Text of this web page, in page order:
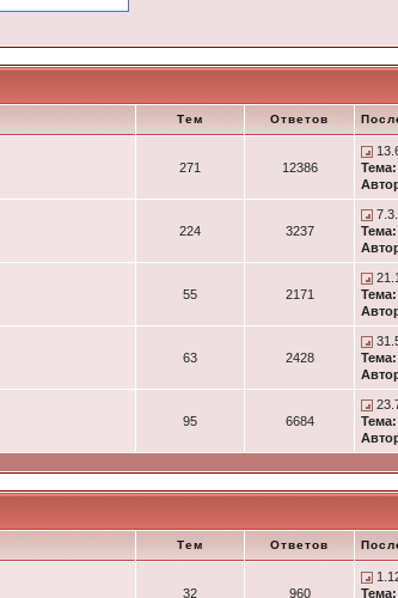
Тем Ответов
271 12386
Тема:
224 3237
Тема:
55 2171
Тема:
63 2428
Тема:
95 6684
Тема:
Тем Ответов
32 960
Тема: